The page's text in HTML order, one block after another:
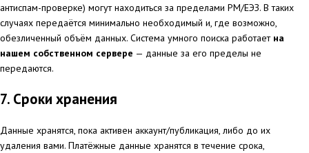
антиспам-проверке) могут находиться за пределами РМ/ЕЭЗ. В таких
случаях передаётся минимально необходимый и, где возможно,
обезличенный объём данных. Система умного поиска работает на
нашем собственном сервере — данные за его пределы не
передаются.
7. Сроки хранения
Данные хранятся, пока активен аккаунт/публикация, либо до их
удаления вами. Платёжные данные хранятся в течение срока,